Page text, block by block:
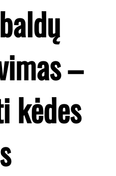
–
kėdes